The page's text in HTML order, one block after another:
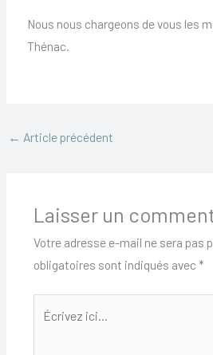
Nous nous chargeons de vous les
Thénac.
← Article précédent
Laisser un
Votre adresse e-mail ne sera pas
obligatoires sont indiqués avec *